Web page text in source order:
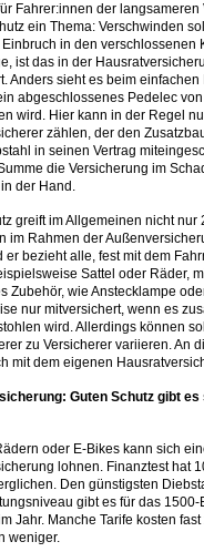
Fahrer:innen der langsameren
ein Thema: Verschwinden
in den verschlossenen
ist das in der
Anders sieht es beim
abgeschlossenes Pedelec
wird. Hier kann in der Regel
zählen, der den
in seinen Vertrag
die Versicherung im
der Hand.
greift im Allgemeinen nicht nur
im Rahmen der
er bezieht alle, fest mit dem
Sattel oder Räder,
Zubehör, wie Anstecklampe
nur mitversichert, wenn es
wird. Allerdings können
zu Versicherer variieren. An
mit dem eigenen
Guten Schutz gibt es
oder E-Bikes kann sich
lohnen. Finanztest hat
Den günstigsten
gibt es für das 1500-
Jahr. Manche Tarife kosten fast
weniger.